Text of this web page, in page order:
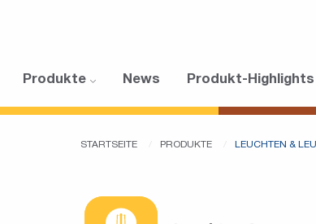
Produkte News Produkt-Highlights
STARTSEITE PRODUKTE LEUCHTEN &